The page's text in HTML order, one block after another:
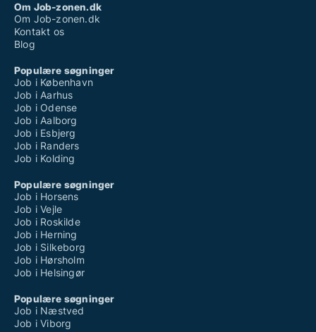
Om Job-zonen.dk
Om Job-zonen.dk
Kontakt os
Blog
Populære søgninger
Job i København
Job i Aarhus
Job i Odense
Job i Aalborg
Job i Esbjerg
Job i Randers
Job i Kolding
Populære søgninger
Job i Horsens
Job i Vejle
Job i Roskilde
Job i Herning
Job i Silkeborg
Job i Hørsholm
Job i Helsingør
Populære søgninger
Job i Næstved
Job i Viborg